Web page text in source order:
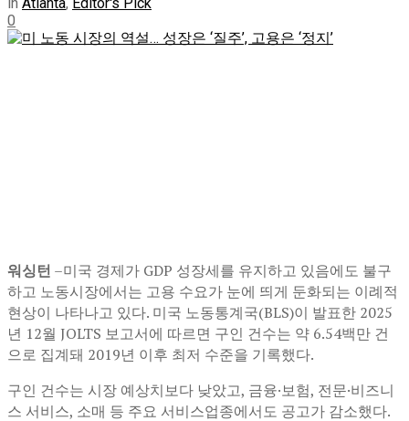
0
워싱턴 –미국 경제가 GDP 성장세를 유지하고 있음에도 불구
하고 노동시장에서는 고용 수요가 눈에 띄게 둔화되는 이례적
현상이 나타나고 있다. 미국 노동통계국(BLS)이 발표한 2025
년 12월 JOLTS 보고서에 따르면 구인 건수는 약 6.54백만 건
으로 집계돼 2019년 이후 최저 수준을 기록했다.
구인 건수는 시장 예상치보다 낮았고, 금융·보험, 전문·비즈니
스 서비스, 소매 등 주요 서비스업종에서도 공고가 감소했다.